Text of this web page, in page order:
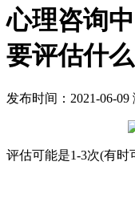
心理咨询
要评估什
发布时间：2021-06-09
评估可能是1-3次(有时